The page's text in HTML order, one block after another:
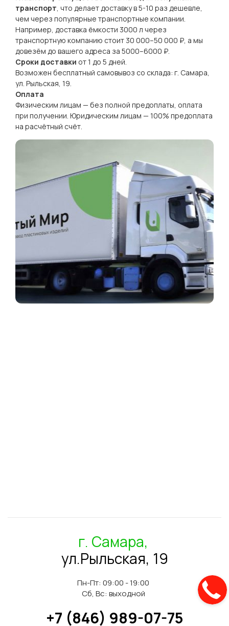
транспорт, что делает доставку в 5-10 раз дешевле,
чем через популярные транспортные компании.
Например, доставка ёмкости 3000 л через
транспортную компанию стоит 30 000–50 000 ₽, а мы
довезём до вашего адреса за 5000–6000 ₽.
Сроки доставки от 1 до 5 дней.
Возможен бесплатный самовывоз со склада: г. Самара,
ул. Рыльская, 19.
Оплата
Физическим лицам — без полной предоплаты, оплата
при получении. Юридическим лицам — 100% предоплата
на расчётный счёт.
г. Самара,
ул.Рыльская, 19
Пн-Пт: 09:00 - 19:00
Сб, Вс: выходной
+7 (846) 989-07-75